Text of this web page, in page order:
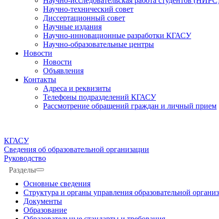
Научно-технический совет
Диссертационный совет
Научные издания
Научно-инновационные разработки КГАСУ
Научно-образовательные центры
Новости
Новости
Объявления
Контакты
Адреса и реквизиты
Телефоны подразделений КГАСУ
Рассмотрение обращений граждан и личный прием
КГАСУ
Сведения об образовательной организации
Руководство
Разделы
Основные сведения
Структура и органы управления образовательной
Документы
Образование